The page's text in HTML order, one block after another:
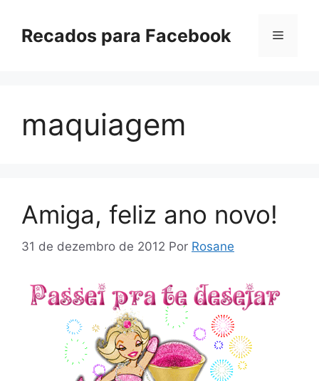
paraRecados para Facebook Menu
maquiagem
Amiga, feliz ano novo!
31 de dezembro de 2012 Por Rosane